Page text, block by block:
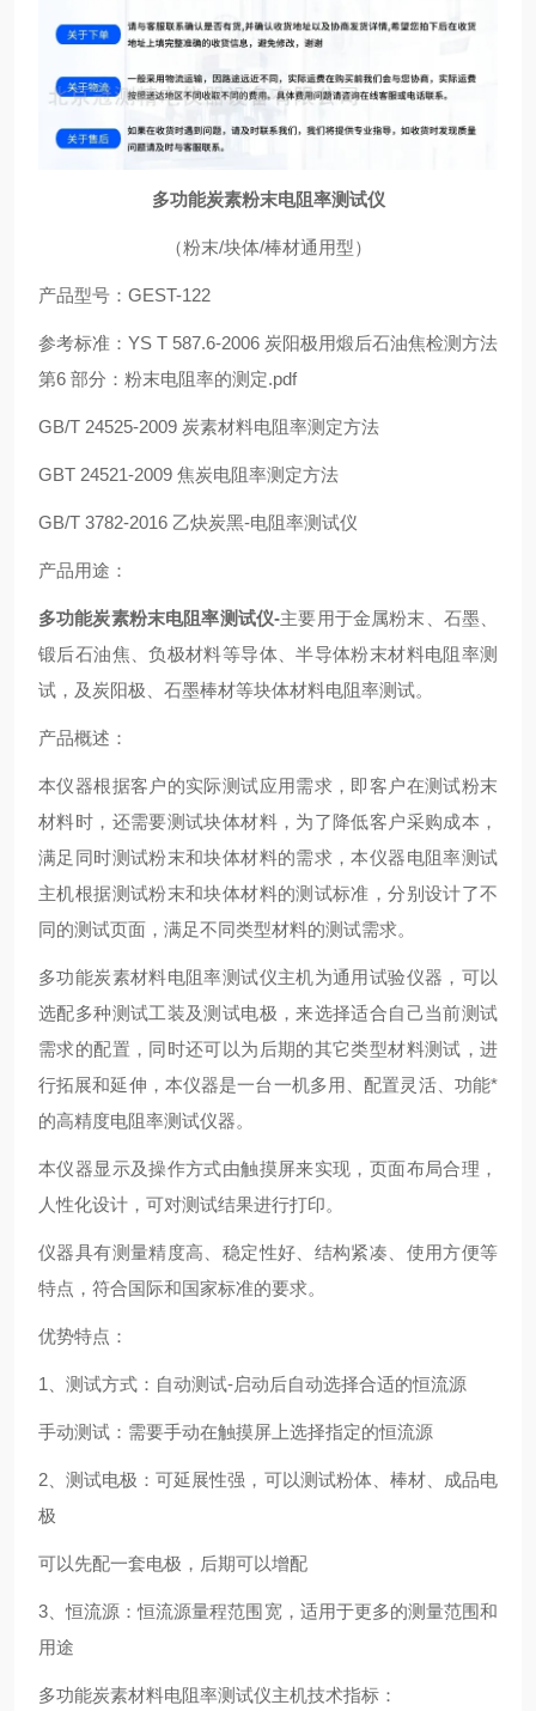
多功能炭素粉末电阻率测试仪
（粉末/块体/棒材通用型）
产品型号：GEST-122
参考标准：YS T 587.6-2006 炭阳极用煅后石油焦检测方法
第6 部分：粉末电阻率的测定.pdf
GB/T 24525-2009 炭素材料电阻率测定方法
GBT 24521-2009 焦炭电阻率测定方法
GB/T 3782-2016 乙炔炭黑-电阻率测试仪
产品用途：
多功能炭素粉末电阻率测试仪-主要用于金属粉末、石墨、
锻后石油焦、负极材料等导体、半导体粉末材料电阻率测
试，及炭阳极、石墨棒材等块体材料电阻率测试。
产品概述：
本仪器根据客户的实际测试应用需求，即客户在测试粉末
材料时，还需要测试块体材料，为了降低客户采购成本，
满足同时测试粉末和块体材料的需求，本仪器电阻率测试
主机根据测试粉末和块体材料的测试标准，分别设计了不
同的测试页面，满足不同类型材料的测试需求。
多功能炭素材料电阻率测试仪主机为通用试验仪器，可以
选配多种测试工装及测试电极，来选择适合自己当前测试
需求的配置，同时还可以为后期的其它类型材料测试，进
行拓展和延伸，本仪器是一台一机多用、配置灵活、功能*
的高精度电阻率测试仪器。
本仪器显示及操作方式由触摸屏来实现，页面布局合理，
人性化设计，可对测试结果进行打印。
仪器具有测量精度高、稳定性好、结构紧凑、使用方便等
特点，符合国际和国家标准的要求。
优势特点：
1、测试方式：自动测试-启动后自动选择合适的恒流源
手动测试：需要手动在触摸屏上选择指定的恒流源
2、测试电极：可延展性强，可以测试粉体、棒材、成品电
极
可以先配一套电极，后期可以增配
3、恒流源：恒流源量程范围宽，适用于更多的测量范围和
用途
多功能炭素材料电阻率测试仪主机技术指标：